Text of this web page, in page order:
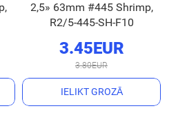
2,5» 63mm #445 Shrimp,
R2/5-445-SH-F10
3.45EUR
3.80EUR
IELIKT GROZĀ